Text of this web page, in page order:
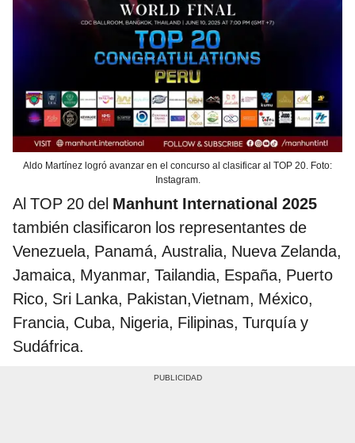
Aldo Martínez logró avanzar en el concurso al clasificar al TOP 20. Foto:
Instagram.
Al TOP 20 del Manhunt International 2025
también clasificaron los representantes de
Venezuela, Panamá, Australia, Nueva Zelanda,
Jamaica, Myanmar, Tailandia, España, Puerto
Rico, Sri Lanka, Pakistan,Vietnam, México,
Francia, Cuba, Nigeria, Filipinas, Turquía y
Sudáfrica.